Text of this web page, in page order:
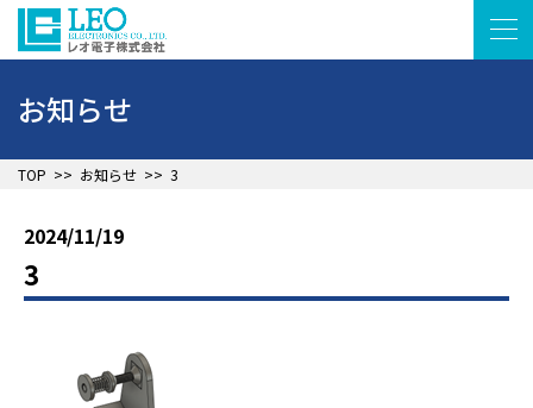
お知らせ
TOP >> お知らせ >> 3
2024/11/19
3